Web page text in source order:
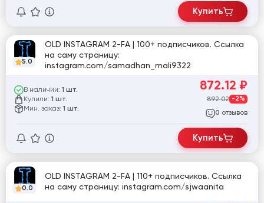
Купить
5.0
OLD INSTAGRAM 2-FA | 100+ подписчиков. Ссылка
на саму страницу:
instagram.com/samadhan_mali9322
В наличии: 1 шт.
Купили: 1 шт.
Мин. заказ: 1 шт.
872.12 ₽
892.02 -2%
0 отзывов
Купить
0.0
OLD INSTAGRAM 2-FA | 110+ подписчиков. Ссылка
на саму страницу: instagram.com/sjwaanita